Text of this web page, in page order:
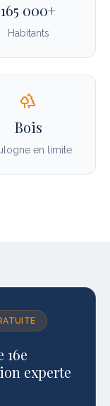
165 000+
Habitants
Bois
en limite
16e
experte